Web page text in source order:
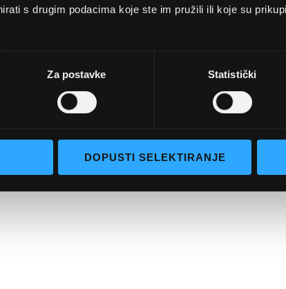
s drugim podacima koje ste im pružili ili koje su
Za postavke Statistički
DOPUSTI SELEKTIRANJE
selection
Opći uvjeti poslovanja
Napredno pretraživanje
Narudžbe i povrati